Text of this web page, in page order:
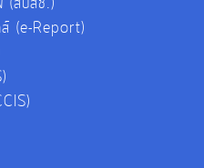
ส์ (e-Report)